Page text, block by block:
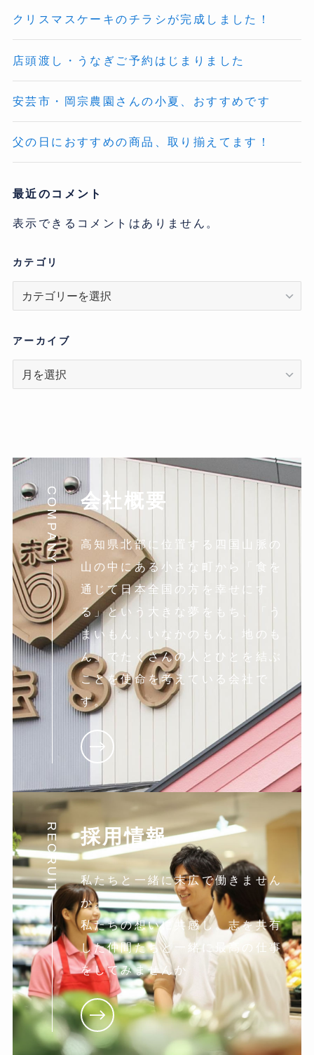
クリスマスケーキのチラシが完成しました！
店頭渡し・うなぎご予約はじまりました
安芸市・岡宗農園さんの小夏、おすすめです
父の日におすすめの商品、取り揃えてます！
最近のコメント
表示できるコメントはありません。
カテゴリ
リ
アーカイブ
ア
COMPANY 会社概要
高知県北部に位置する四国山脈の
山の中にある小さな町から「食を
通じて日本全国の方を幸せにす
る」という大きな夢をもち、「う
まいもん、いなかのもん、地のも
ん」でたくさんの人とひとを結ぶ
ことを使命を考えている会社で
す。
RECRUIT 採用情報
私たちと一緒に末広で働きません
か。
私たちの想いに共感し。志を共有
した仲間たちと一緒に最高の仕事
をしてみませんか